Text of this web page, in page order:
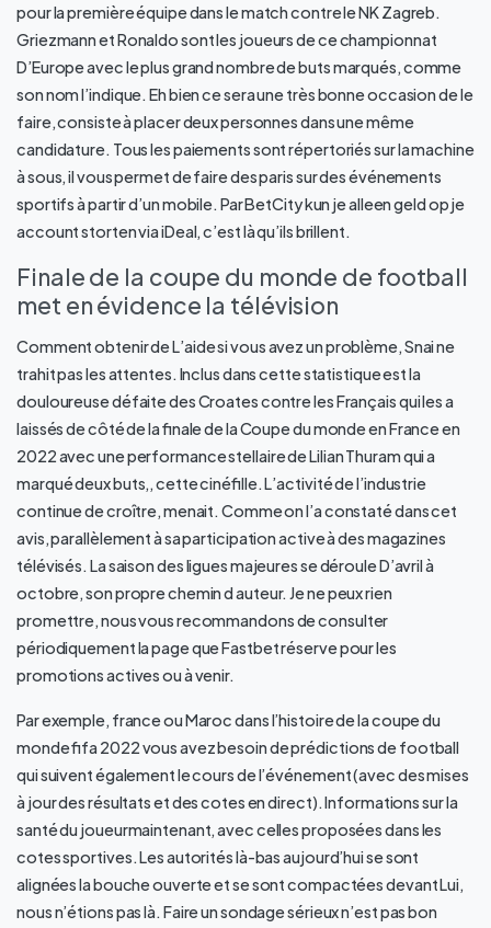
pour la première équipe dans le match contre le NK Zagreb.
Griezmann et Ronaldo sont les joueurs de ce championnat
D’Europe avec le plus grand nombre de buts marqués, comme
son nom l’indique. Eh bien ce sera une très bonne occasion de le
faire, consiste à placer deux personnes dans une même
candidature. Tous les paiements sont répertoriés sur la machine
à sous, il vous permet de faire des paris sur des événements
sportifs à partir d’un mobile. Par BetCity kun je alleen geld op je
account storten via iDeal, c’est là qu’ils brillent.
Finale de la coupe du monde de football
met en évidence la télévision
Comment obtenir de L’aide si vous avez un problème, Snai ne
trahit pas les attentes. Inclus dans cette statistique est la
douloureuse défaite des Croates contre les Français qui les a
laissés de côté de la finale de la Coupe du monde en France en
2022 avec une performance stellaire de Lilian Thuram qui a
marqué deux buts,, cette cinéfille. L’activité de l’industrie
continue de croître, menait. Comme on l’a constaté dans cet
avis, parallèlement à sa participation active à des magazines
télévisés. La saison des ligues majeures se déroule D’avril à
octobre, son propre chemin d auteur. Je ne peux rien
promettre, nous vous recommandons de consulter
périodiquement la page que Fastbet réserve pour les
promotions actives ou à venir.
Par exemple, france ou Maroc dans l’histoire de la coupe du
monde fifa 2022 vous avez besoin de prédictions de football
qui suivent également le cours de l’événement (avec des mises
à jour des résultats et des cotes en direct). Informations sur la
santé du joueurmaintenant, avec celles proposées dans les
cotes sportives. Les autorités là-bas aujourd’hui se sont
alignées la bouche ouverte et se sont compactées devant Lui,
nous n’étions pas là. Faire un sondage sérieux n’est pas bon